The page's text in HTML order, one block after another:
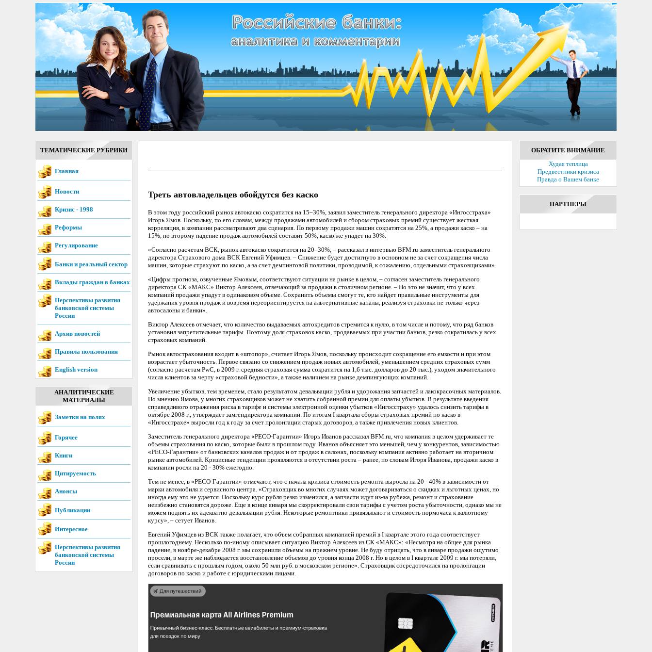
ТЕМАТИЧЕСКИЕ РУБРИКИ
Главная
Новости
Кризис - 1998
Реформы
Регулирование
Банки и реальный сектор
Вклады граждан в банках
Перспективы развития
банковской системы
России
Архив новостей
Правила пользования
English version
АНАЛИТИЧЕСКИЕ
МАТЕРИАЛЫ
Заметки на полях
Горячее
Книги
Цитируемость
Анонсы
Публикации
Интересное
Перспективы развития
банковской системы
России
Треть автовладельцев обойдутся без каско
В этом году российский рынок автокаско сократится на 15–30%, заявил заместитель генерального директора «Ингосстраха»
Игорь Ямов. Поскольку, по его словам, между продажами автомобилей и сбором страховых премий существует жесткая
корреляция, в компании рассматривают два сценария. По первому продажи машин сократятся на 25%, а продажи каско – на
15%, по второму падение продаж автомобилей составит 50%, каско же упадет на 30%.
«Согласно расчетам ВСК, рынок автокаско сократится на 20–30%, – рассказал в интервью BFM.ru заместитель генерального
директора Страхового дома ВСК Евгений Уфимцев. – Снижение будет достигнуто в основном не за счет сокращения числа
машин, которые страхуют по каско, а за счет демпинговой политики, проводимой, к сожалению, отдельными страховщиками».
«Цифры прогноза, озвученные Ямовым, соответствуют ситуации на рынке в целом, – согласен заместитель генерального
директора СК «МАКС» Виктор Алексеев, отвечающий за продажи в столичном регионе. – Но это не значит, что у всех
компаний продажи упадут в одинаковом объеме. Сохранить объемы смогут те, кто найдет правильные инструменты для
удержания уровня продаж и вовремя переориентируется на альтернативные каналы, реализуя страховки не только через
автосалоны и банки».
Виктор Алексеев отмечает, что количество выдаваемых автокредитов стремится к нулю, в том числе и потому, что ряд банков
установил запретительные тарифы. Поэтому доля страховок каско, продаваемых при участии банков, резко сократилась у всех
страховых компаний.
Рынок автострахования входит в «штопор», считает Игорь Ямов, поскольку происходит сокращение его емкости и при этом
возрастает убыточность. Первое связано со снижением продаж новых автомобилей, уменьшением средних страховых сумм
(согласно расчетам PwC, в 2009 г. средняя страховая сумма сократится на 1,6 тыс. долларов до 20 тыс.), уходом значительного
числа клиентов за черту «страховой бедности», а также наличием на рынке демпингующих компаний.
Увеличение убытков, тем временем, стало результатом девальвации рубля и удорожания запчастей и лакокрасочных материалов.
По мнению Ямова, у многих страховщиков может не хватить собранной премии для оплаты убытков. В результате введения
справедливого отражения риска в тарифе и системы электронной оценки убытков «Ингосстраху» удалось снизить тарифы в
октябре 2008 г., утверждает замгендиректора компании. По итогам I квартала сборы страховых премий по каско в
«Ингосстрахе» выросли год к году за счет пролонгации старых договоров, а также привлечения новых клиентов.
Заместитель генерального директора «РЕСО-Гарантии» Игорь Иванов рассказал BFM.ru, что компания в целом удерживает те
объемы страхования по каско, которые были в прошлом году. Иванов объясняет это меньшей, чем у конкурентов, зависимостью
«РЕСО-Гарантии» от банковских каналов продаж и от продаж в салонах, поскольку компания активно работает на вторичном
рынке автомобилей. Кризисные тенденции проявляются в отсутствии роста – ранее, по словам Игоря Иванова, продажи каско в
компании росли на 20 - 30% ежегодно.
Тем не менее, в «РЕСО-Гарантии» отмечают, что с начала кризиса стоимость ремонта выросла на 20 - 40% в зависимости от
марки автомобиля и сервисного центра. «Страховщик во многих случаях может договариваться о скидках и льготных ценах, но
иногда ему это не удается. Поскольку курс рубля резко изменился, а запчасти идут из-за рубежа, ремонт и страхование
неизбежно становятся дороже. Еще в конце января мы скорректировали свои тарифы с учетом роста убыточности, однако мы не
можем поднять их адекватно девальвации рубля. Некоторые ремонтники привязывают и стоимость нормочаса к валютному
курсу», – сетует Иванов.
Евгений Уфимцев из ВСК также полагает, что объем собранных компанией премий в I квартале этого года соответствует
прошлогоднему. Несколько по-иному описывает ситуацию Виктор Алексеев из СК «МАКС»: «Несмотря на общее для рынка
падение, в ноябре-декабре 2008 г. мы сохранили объемы на прежнем уровне. Не буду отрицать, что в январе продажи ощутимо
просели, в марте же наблюдается восстановление объемов до уровня конца 2008 г. Но в целом в I квартале 2009 г. мы потеряли,
если сравнивать с прошлым годом, около 50 млн руб. в московском регионе». Страховщик сосредоточился на пролонгации
договоров по каско и работе с юридическими лицами.
ОБРАТИТЕ ВНИМАНИЕ
Худая теплица
Предвестники кризиса
Правда о Вашем банке
ПАРТНЕРЫ